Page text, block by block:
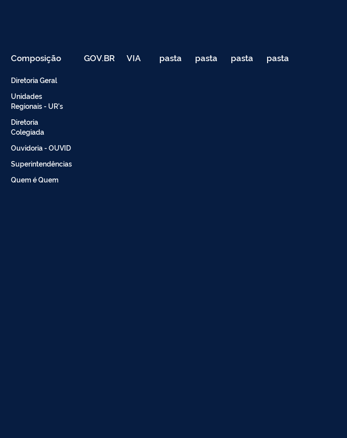
Composição
Diretoria Geral
Unidades
Regionais - UR's
Diretoria
Colegiada
Ouvidoria - OUVID
Superintendências
Quem é Quem
GOV.BR VIA pasta
de
pasta
de
pasta
de
pasta
de